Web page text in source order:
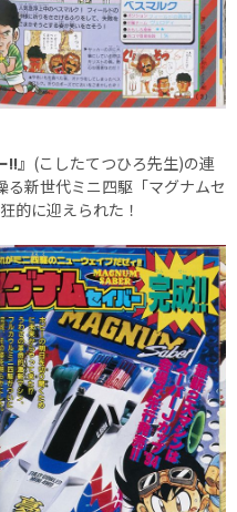
』 (こしたてつひろ先生)の連
新世代ミニ四駆「マグナムセ
的に迎えられた！